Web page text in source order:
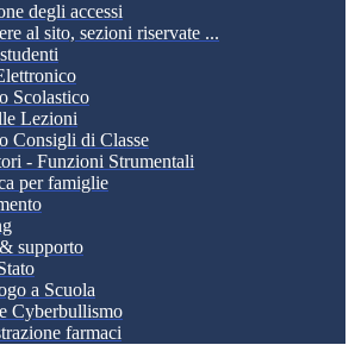
degli accessi
al sito, sezioni riservate ...
Scolastico
Lezioni
Consigli di Classe
- Funzioni Strumentali
per famiglie
supporto
a Scuola
Cyberbullismo
farmaci